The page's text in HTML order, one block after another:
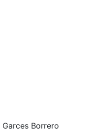
Borrero